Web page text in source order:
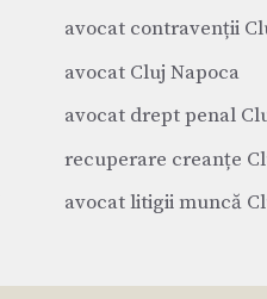
avocat contravenții
avocat Cluj Napoca
avocat drept penal
recuperare creanțe
avocat litigii muncă